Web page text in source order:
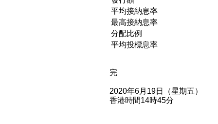
平均接納息率
最高接納息率
分配比例
平均投標息率
完
2020年6月19日（星期五）
香港時間14時45分